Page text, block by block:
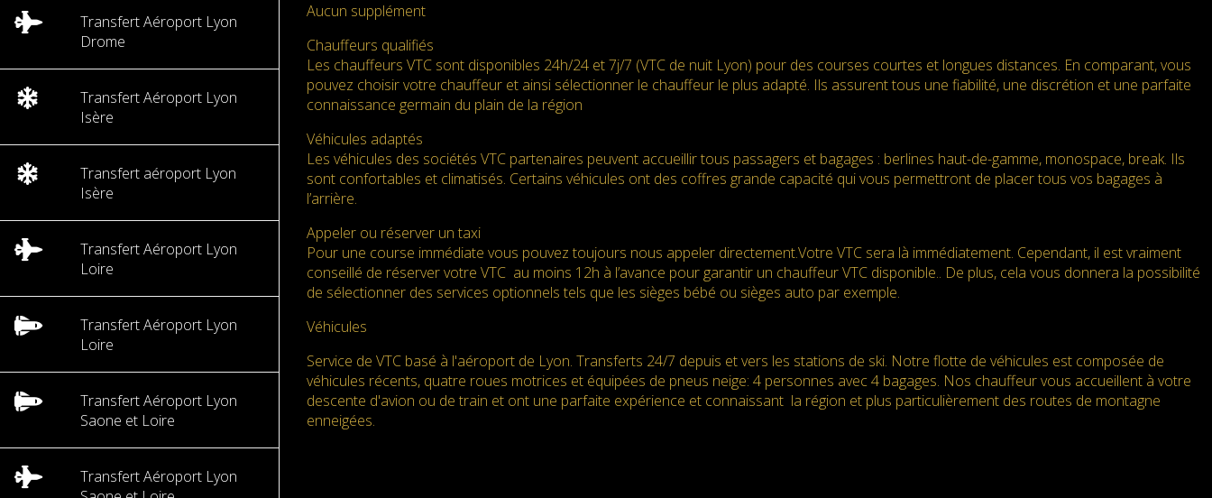
Transfert Aéroport Lyon
Drome
Transfert Aéroport Lyon
Isère
Transfert aéroport Lyon
Isère
Transfert Aéroport Lyon
Loire
Transfert Aéroport Lyon
Loire
Transfert Aéroport Lyon
Saone et Loire
Transfert Aéroport Lyon
Aucun supplément
Chauffeurs qualifiés
Les chauffeurs VTC sont disponibles 24h/24 et 7j/7 (VTC de nuit Lyon) pour des courses courtes et longues distances. En comparant, vous
pouvez choisir votre chauffeur et ainsi sélectionner le chauffeur le plus adapté. Ils assurent tous une fiabilité, une discrétion et une parfaite
connaissance germain du plain de la région
Véhicules adaptés
Les véhicules des sociétés VTC partenaires peuvent accueillir tous passagers et bagages : berlines haut-de-gamme, monospace, break. Ils
sont confortables et climatisés. Certains véhicules ont des coffres grande capacité qui vous permettront de placer tous vos bagages à
l’arrière.
Appeler ou réserver un taxi
Pour une course immédiate vous pouvez toujours nous appeler directement.Votre VTC sera là immédiatement. Cependant, il est vraiment
conseillé de réserver votre VTC au moins 12h à l’avance pour garantir un chauffeur VTC disponible.. De plus, cela vous donnera la possibilité
de sélectionner des services optionnels tels que les sièges bébé ou sièges auto par exemple.
Véhicules
Service de VTC basé à l'aéroport de Lyon. Transferts 24/7 depuis et vers les stations de ski. Notre flotte de véhicules est composée de
véhicules récents, quatre roues motrices et équipées de pneus neige: 4 personnes avec 4 bagages. Nos chauffeur vous accueillent à votre
descente d'avion ou de train et ont une parfaite expérience et connaissant la région et plus particulièrement des routes de montagne
enneigées.